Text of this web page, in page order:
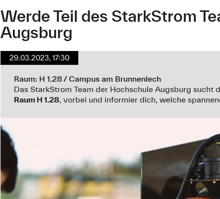
Werde Teil des StarkStrom
Augsburg
29.03.2023, 17:30
Raum: H 1.28 / Campus am Brunnenlech
Das StarkStrom Team der Hochschule Augsburg sucht
Raum H 1.28, vorbei und informier dich, welche